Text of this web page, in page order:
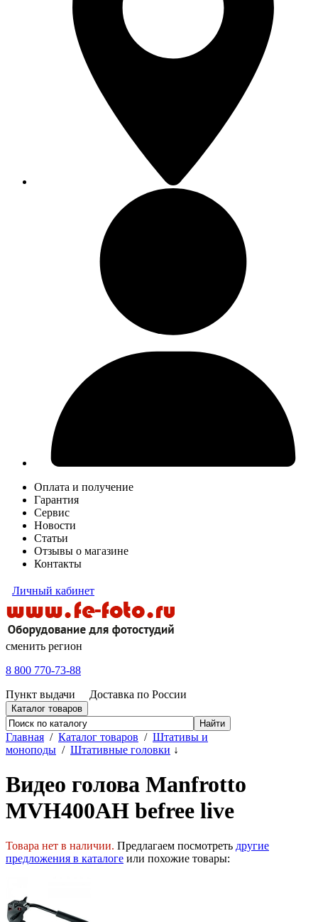
Оплата и получение
Гарантия
Сервис
Новости
Статьи
Отзывы о магазине
Контакты
Личный кабинет
сменить регион
8 800 770-73-88
Пункт выдачи
Доставка по России
Каталог товаров
Главная / Каталог товаров / Штативы и
моноподы / Штативные головки ↓
Видео голова Manfrotto
MVH400AH befree live
Товара нет в наличии. Предлагаем посмотреть другие
предложения в каталоге или похожие товары: